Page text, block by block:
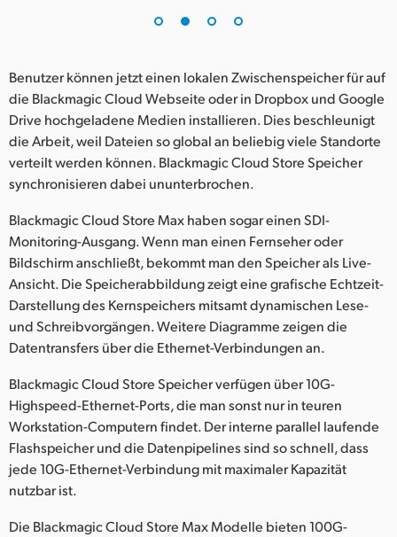
Benutzer können jetzt einen lokalen Zwischenspeicher für auf
die Blackmagic Cloud Webseite oder in Dropbox und Google
Drive hochgeladene Medien installieren. Dies beschleunigt
die Arbeit, weil Dateien so global an beliebig viele Standorte
verteilt werden können. Blackmagic Cloud Store Speicher
synchronisieren dabei ununterbrochen.
Blackmagic Cloud Store Max haben sogar einen SDI-
Monitoring-Ausgang. Wenn man einen Fernseher oder
Bildschirm anschließt, bekommt man den Speicher als Live-
Ansicht. Die Speicherabbildung zeigt eine grafische Echtzeit-
Darstellung des Kernspeichers mitsamt dynamischen Lese-
und Schreibvorgängen. Weitere Diagramme zeigen die
Datentransfers über die Ethernet-Verbindungen an.
Blackmagic Cloud Store Speicher verfügen über 10G-
Highspeed-Ethernet-Ports, die man sonst nur in teuren
Workstation-Computern findet. Der interne parallel laufende
Flashspeicher und die Datenpipelines sind so schnell, dass
jede 10G-Ethernet-Verbindung mit maximaler Kapazität
nutzbar ist.
Die Blackmagic Cloud Store Max Modelle bieten 100G-